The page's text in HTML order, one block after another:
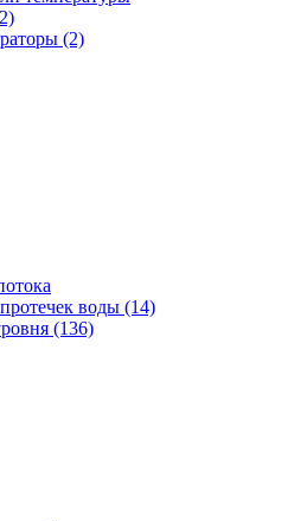
(2)
воды (14)
(136)